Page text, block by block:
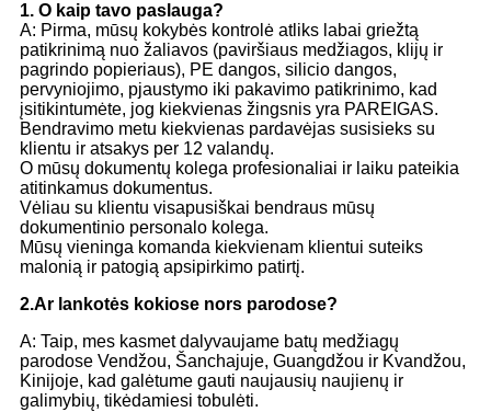
1. O kaip tavo paslauga?
A: Pirma, mūsų kokybės kontrolė atliks labai griežtą
patikrinimą nuo žaliavos (paviršiaus medžiagos, klijų ir
pagrindo popieriaus), PE dangos, silicio dangos,
pervyniojimo, pjaustymo iki pakavimo patikrinimo, kad
įsitikintumėte, jog kiekvienas žingsnis yra PAREIGAS.
Bendravimo metu kiekvienas pardavėjas susisieks su
klientu ir atsakys per 12 valandų.
O mūsų dokumentų kolega profesionaliai ir laiku pateikia
atitinkamus dokumentus.
Vėliau su klientu visapusiškai bendraus mūsų
dokumentinio personalo kolega.
Mūsų vieninga komanda kiekvienam klientui suteiks
malonią ir patogią apsipirkimo patirtį.
2.Ar lankotės kokiose nors parodose?
A: Taip, mes kasmet dalyvaujame batų medžiagų
parodose Vendžou, Šanchajuje, Guangdžou ir Kvandžou,
Kinijoje, kad galėtume gauti naujausių naujienų ir
galimybių, tikėdamiesi tobulėti.